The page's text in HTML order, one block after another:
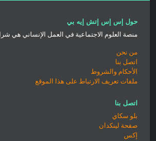
حول إس إس إتش إيه بي
منصة العلوم الاجتماعية في العمل الإنساني هي
من نحن
اتصل بنا
الأحكام والشروط
ملفات تعريف الارتباط على هذا الموقع
اتصل بنا
بلو سكاي
صفحة لينكدان
إكس